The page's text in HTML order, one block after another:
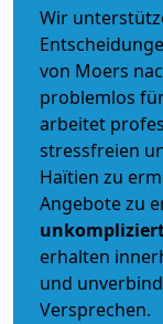
Wir
von Moers
problemlos
arbeitet
stressfreien
Haïtien zu
Angebote zu
erhalten
und
Versprechen.